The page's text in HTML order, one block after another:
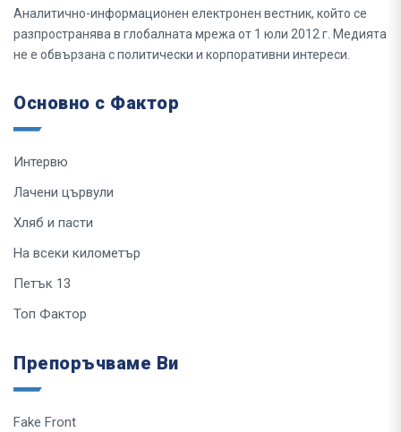
Аналитично-информационен електронен вестник, който се
разпространява в глобалната мрежа от 1 юли 2012 г. Медията
не е обвързана с политически и корпоративни интереси.
Основно с Фактор
Интервю
Лачени цървули
Хляб и пасти
На всеки километър
Петък 13
Топ Фактор
Препоръчваме Ви
Fake Front